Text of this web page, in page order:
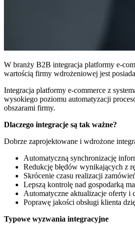
W branży B2B integracja platformy e-
wartością firmy wdrożeniowej jest
Integracja platformy e-commerce z
wysokiego poziomu automatyzacji
obszarami firmy.
Dlaczego integracje są tak ważne?
Dobrze zaprojektowane i wdrożone
Automatyczną synchronizację
Redukcję błędów wynikających z
Skrócenie czasu realizacji
Lepszą kontrolę nad gospodarką
Automatyczne aktualizacje oferty i
Poprawę jakości obsługi klienta
Typowe wyzwania integracyjne